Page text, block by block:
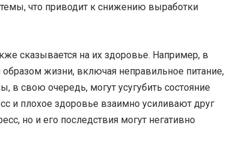
что приводит к снижению выработки
сказывается на их здоровье. Например, в
образом жизни, включая неправильное питание,
в свою очередь, могут усугубить состояние
и плохое здоровье взаимно усиливают друг
но и его последствия могут негативно